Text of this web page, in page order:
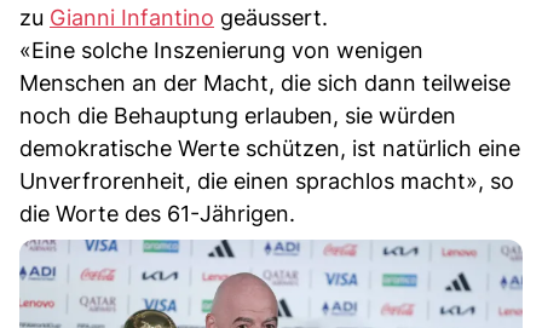
zu Gianni Infantino geäussert.
«Eine solche Inszenierung von wenigen
Menschen an der Macht, die sich dann teilweise
noch die Behauptung erlauben, sie würden
demokratische Werte schützen, ist natürlich eine
Unverfrorenheit, die einen sprachlos macht», so
die Worte des 61-Jährigen.